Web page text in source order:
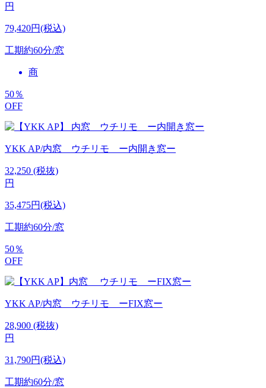
円
79,420円(税込)
工期約60分/窓
商
50％
OFF
YKK AP/内窓 ウチリモ ー内開き窓ー
32,250 (税抜)
円
35,475円(税込)
工期約60分/窓
50％
OFF
YKK AP/内窓 ウチリモ ーFIX窓ー
28,900 (税抜)
円
31,790円(税込)
工期約60分/窓